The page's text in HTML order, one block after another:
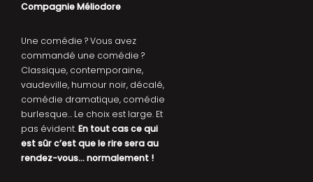
Compagnie Méliodore
Une comédie ? Vous avez
commandé une comédie ?
Classique, contemporaine,
vaudeville, humour noir, décalé,
comédie dramatique, comédie
burlesque… Le choix est large. Et
pas évident.En tout cas ce qui
est sûr c’est que le rire sera au
rendez-vous… normalement !